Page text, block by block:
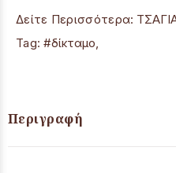
Δείτε Περισσότερα:
Tag: #δίκταμο,
Περιγραφή